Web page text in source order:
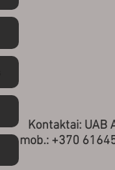
Kontaktai: UAB
mob.: +370